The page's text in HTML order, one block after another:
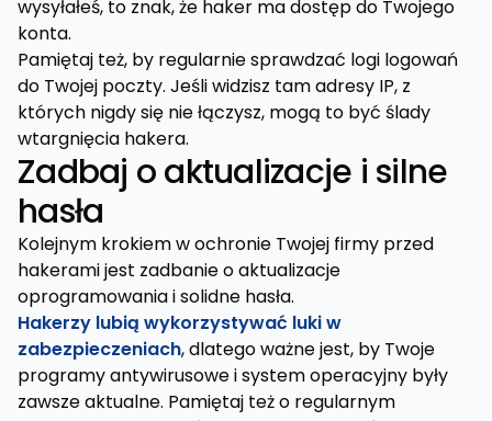
wysyłałeś, to znak, że haker ma dostęp do Twojego
konta.
Pamiętaj też, by regularnie sprawdzać logi logowań
do Twojej poczty. Jeśli widzisz tam adresy IP, z
których nigdy się nie łączysz, mogą to być ślady
wtargnięcia hakera.
Zadbaj o aktualizacje i silne
hasła
Kolejnym krokiem w ochronie Twojej firmy przed
hakerami jest zadbanie o aktualizacje
oprogramowania i solidne hasła.
Hakerzy lubią wykorzystywać luki w
zabezpieczeniach, dlatego ważne jest, by Twoje
programy antywirusowe i system operacyjny były
zawsze aktualne. Pamiętaj też o regularnym